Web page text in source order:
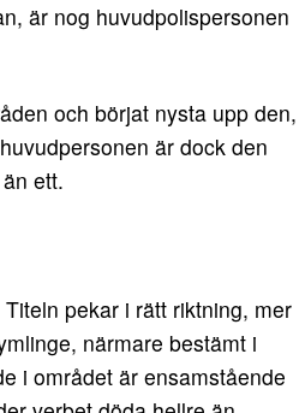
är nog huvudpolispersonen
och börjat nysta upp den,
är dock den
ett.
pekar i rätt riktning, mer
närmare bestämt i
i området är ensamstående